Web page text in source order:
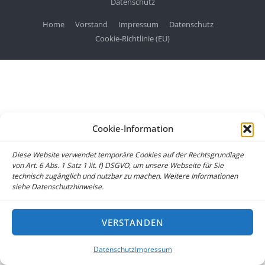
Cookie-Information
Diese Website verwendet temporäre Cookies auf der Rechtsgrundlage
von Art. 6 Abs. 1 Satz 1 lit. f) DSGVO, um unsere Webseite für Sie
technisch zugänglich und nutzbar zu machen. Weitere Informationen
siehe Datenschutzhinweise.
VERSTANDEN
DatenschutzImpressum
Home Vorstand Impressum
Datenschutz
Cookie-Richtlinie (EU)